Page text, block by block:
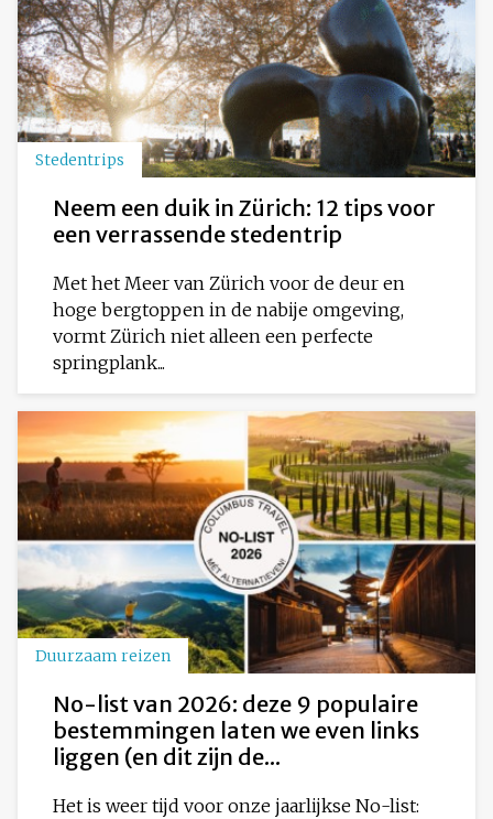
Stedentrips
Neem een duik in Zürich: 12 tips voor
een verrassende stedentrip
Met het Meer van Zürich voor de deur en
hoge bergtoppen in de nabije omgeving,
vormt Zürich niet alleen een perfecte
springplank...
Duurzaam reizen
No-list van 2026: deze 9 populaire
bestemmingen laten we even links
liggen (en dit zijn de...
Het is weer tijd voor onze jaarlijkse No-list: